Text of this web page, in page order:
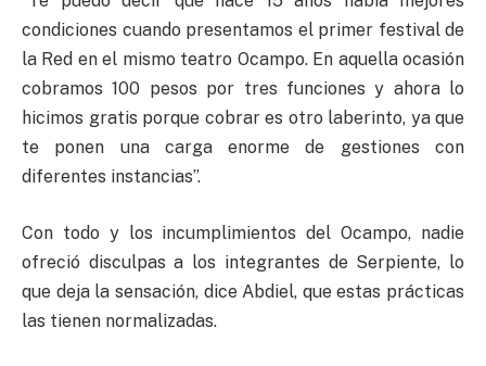
condiciones cuando presentamos el primer festival de
la Red en el mismo teatro Ocampo. En aquella ocasión
cobramos 100 pesos por tres funciones y ahora lo
hicimos gratis porque cobrar es otro laberinto, ya que
te ponen una carga enorme de gestiones con
diferentes instancias”.
Con todo y los incumplimientos del Ocampo, nadie
ofreció disculpas a los integrantes de Serpiente, lo
que deja la sensación, dice Abdiel, que estas prácticas
las tienen normalizadas.